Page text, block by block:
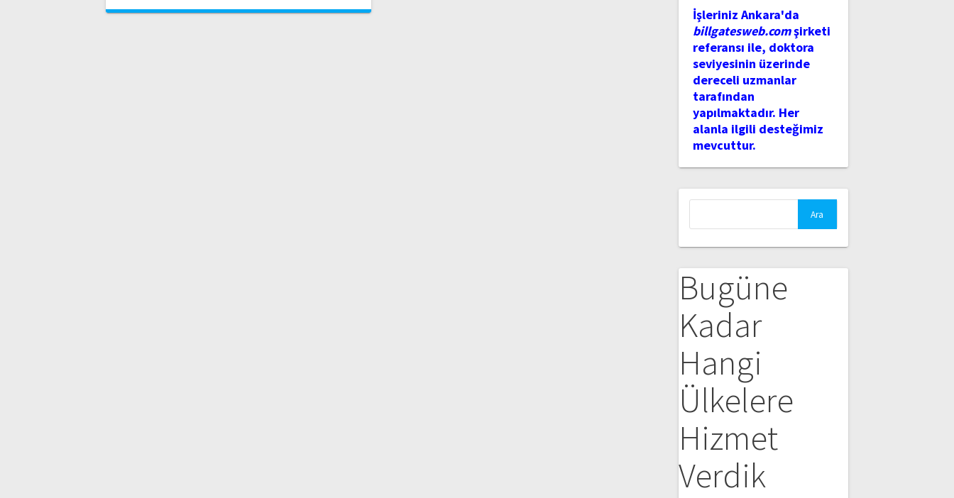
İşleriniz Ankara'da
billgatesweb.comşirketi
referansı ile, doktora
seviyesinin üzerinde
dereceli uzmanlar
tarafından
yapılmaktadır. Her
alanla ilgili desteğimiz
mevcuttur.
Bugüne
Kadar
Hangi
Ülkelere
Hizmet
Verdik